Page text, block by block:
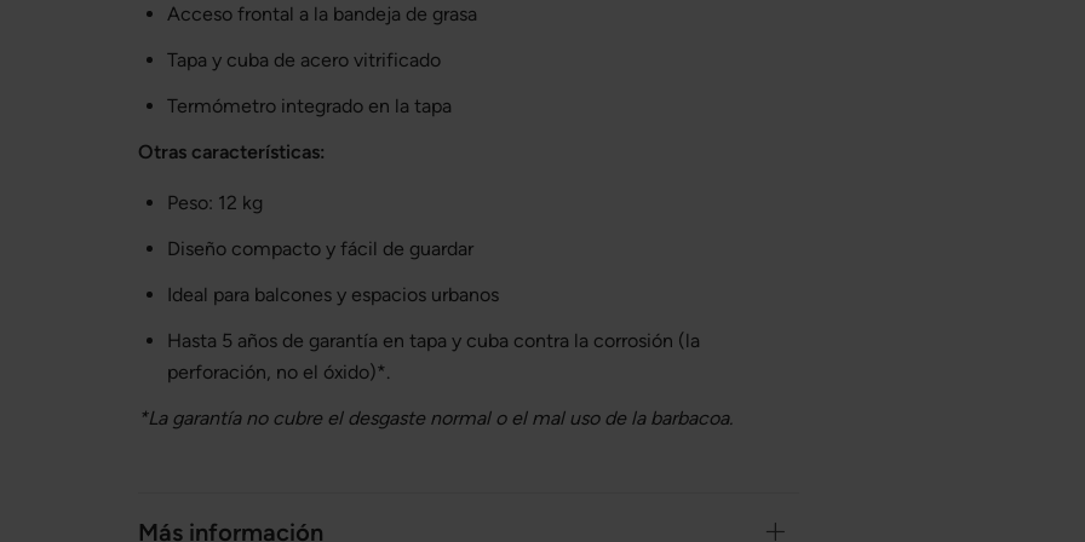
Acceso frontal a la bandeja de grasa
Tapa y cuba de acero vitrificado
Termómetro integrado en la tapa
Otras características:
Peso: 12 kg
Diseño compacto y fácil de guardar
Ideal para balcones y espacios urbanos
Hasta 5 años de garantía en tapa y cuba contra la corrosión (la
perforación, no el óxido)*.
*La garantía no cubre el desgaste normal o el mal uso de la barbacoa.
Más información